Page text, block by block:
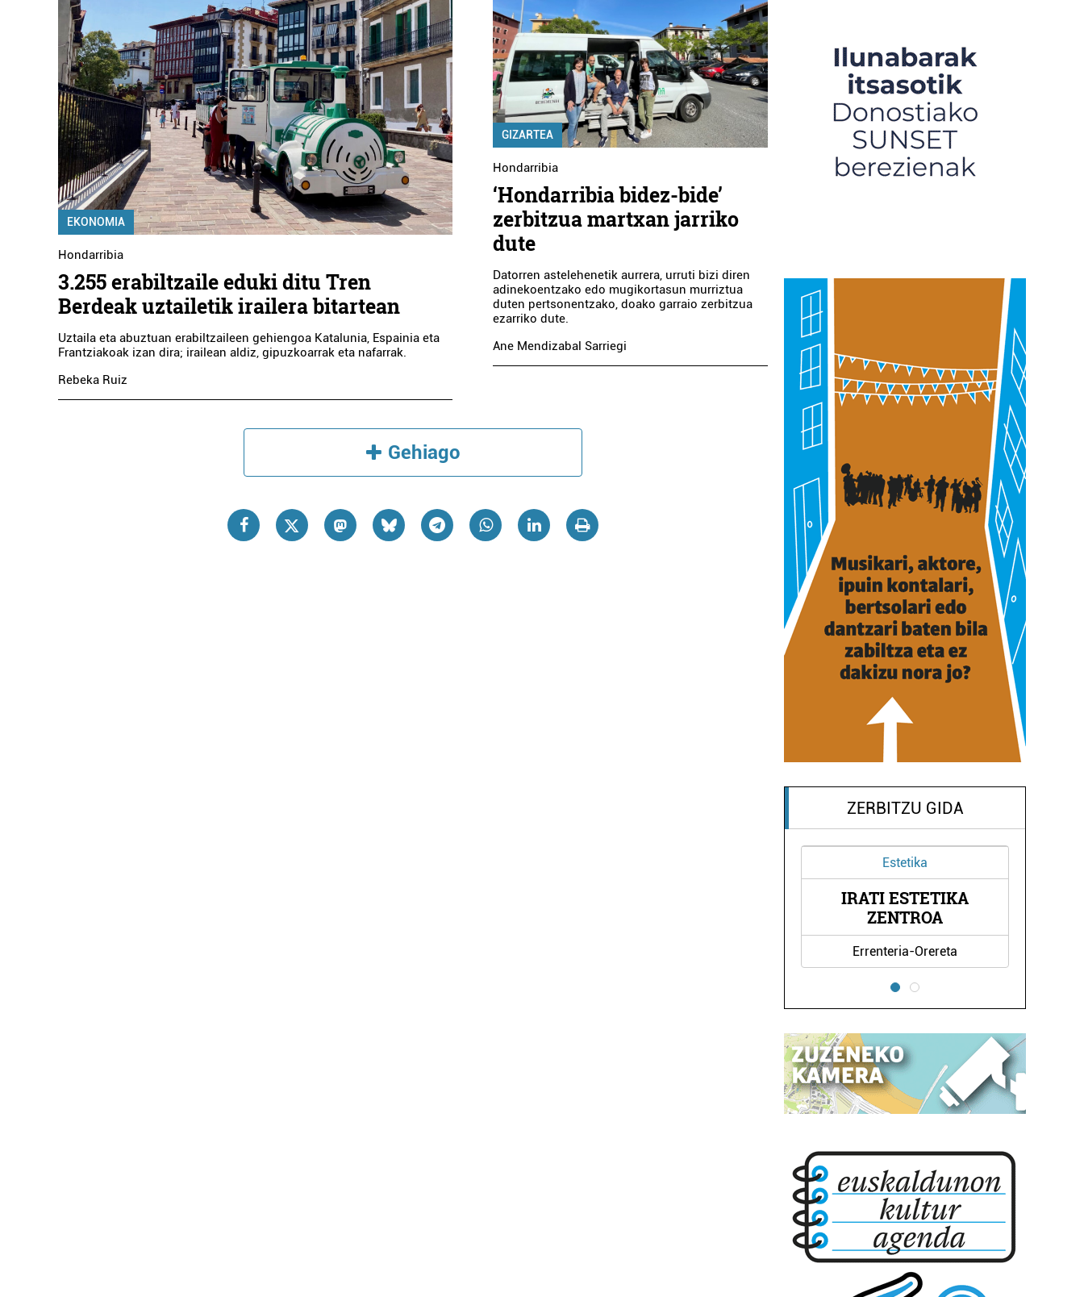
EKONOMIA
Hondarribia
3.255 erabiltzaile eduki ditu Tren
Berdeak uztailetik irailera bitartean
Uztaila eta abuztuan erabiltzaileen gehiengoa Katalunia, Espainia eta
Frantziakoak izan dira; irailean aldiz, gipuzkoarrak eta nafarrak.
Rebeka Ruiz
GIZARTEA
Hondarribia
‘Hondarribia bidez-bide’
zerbitzua martxan jarriko
dute
Datorren astelehenetik aurrera, urruti bizi diren
adinekoentzako edo mugikortasun murriztua
duten pertsonentzako, doako garraio zerbitzua
ezarriko dute.
Ane Mendizabal Sarriegi
Gehiago
ZERBITZU GIDA
Estetika
IRATI ESTETIKA
ZENTROA
Errenteria-Orereta